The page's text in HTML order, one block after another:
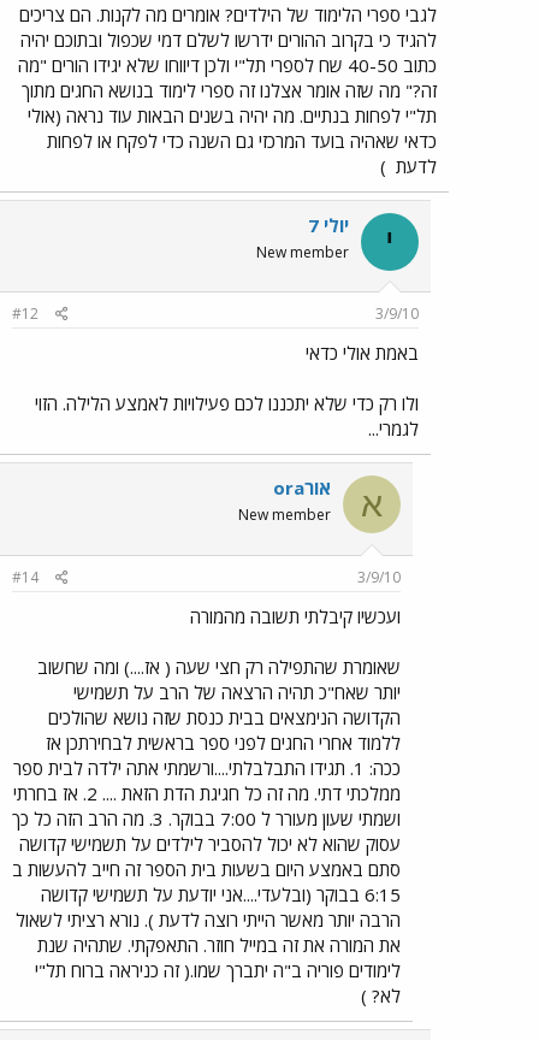
לגבי ספרי הלימוד של הילדים? אומרים מה לקנות. הם צריכים
להגיד כי בקרוב ההורים ידרשו לשלם דמי שכפול ובתוכם יהיה
כתוב 40-50 שח לספרי תל"י ולכן דיווחו שלא יגידו הורים "מה
זה?" מה שזה אומר אצלנו זה ספרי לימוד בנושא החגים מתוך
תל"י לפחות בנתיים. מה יהיה בשנים הבאות עוד נראה (אולי
כדאי שאהיה בועד המרכזי גם השנה כדי לפקח או לפחות
לדעת )
י יולי 7
New member
3/9/10
#12
באמת אולי כדאי
ולו רק כדי שלא יתכננו לכם פעילויות לאמצע הלילה. הזוי
לגמרי...
א אורora
New member
3/9/10
#14
ועכשיו קיבלתי תשובה מהמורה
שאומרת שהתפילה רק חצי שעה ( אז....) ומה שחשוב
יותר שאח"כ תהיה הרצאה של הרב על תשמישי
הקדושה הנימצאים בבית כנסת שזה נושא שהולכים
ללמוד אחרי החגים לפני ספר בראשית לבחירתכן אז
ככה: 1. תגידו התבלבלתי....ורשמתי אתה ילדה לבית ספר
ממלכתי דתי. מה זה כל חגיגת הדת הזאת .... 2. אז בחרתי
ושמתי שעון מעורר ל 7:00 בבוקר. 3. מה הרב הזה כל כך
עסוק שהוא לא יכול להסביר לילדים על תשמישי קדושה
סתם באמצע היום בשעות בית הספר זה חייב להעשות ב
6:15 בבוקר (ובלעדי....אני יודעת על תשמישי קדושה
הרבה יותר מאשר הייתי רוצה לדעת ). נורא רציתי לשאול
את המורה את זה במייל חוזר. התאפקתי. שתהיה שנת
לימודים פוריה ב"ה יתברך שמו.( זה כניראה ברוח תל"י
לא? )